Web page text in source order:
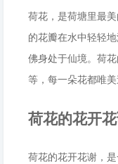
荷花，是荷塘里最
的花瓣在水中轻轻
佛身处于仙境。荷
等，每一朵花都唯美
荷花的花开
荷花的花开花谢，